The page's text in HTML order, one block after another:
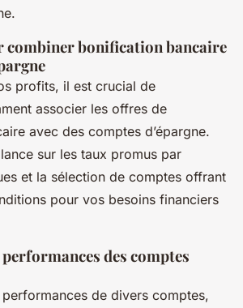
combiner bonification bancaire
profits, il est crucial de
associer les offres de
avec des comptes d’épargne.
sur les taux promus par
et la sélection de comptes offrant
pour vos besoins financiers
des comptes
de divers comptes,